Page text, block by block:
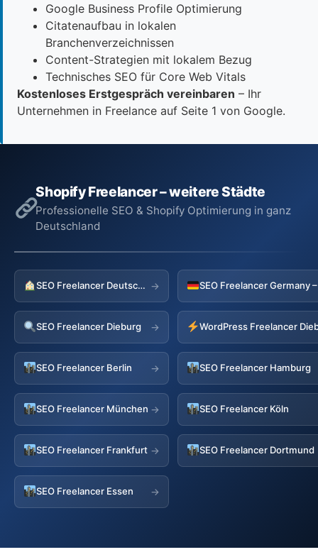
Google Business Profile Optimierung
Citatenaufbau in lokalen
Branchenverzeichnissen
Content-Strategien mit lokalem Bezug
Technisches SEO für Core Web Vitals
Kostenloses Erstgespräch vereinbaren – Ihr
Unternehmen in Freelance auf Seite 1 von Google.
Shopify Freelancer – weitere Städte
Professionelle SEO & Shopify Optimierung in ganz
Deutschland
SEO Freelancer Deutschland →
SEO Freelancer Dieburg → WordPress Freelancer
SEO Freelancer Berlin → SEO Freelancer Hamburg
SEO Freelancer München → SEO Freelancer Köln
SEO Freelancer Frankfurt → SEO Freelancer Dortmund
SEO Freelancer Essen →